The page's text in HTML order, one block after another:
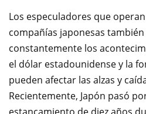
Los especuladores que
compañías japonesas
constantemente los
el dólar estadounidense y la
pueden afectar las alzas y
Recientemente, Japón pasó